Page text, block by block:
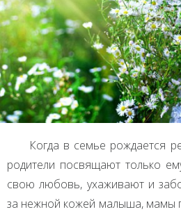
Когда в семье рождается
родители посвящают только
свою любовь, ухаживают и
за нежной кожей малыша, мамы